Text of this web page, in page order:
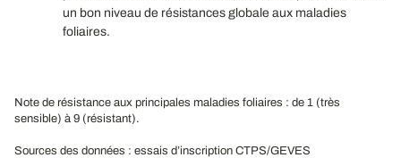
un bon niveau de résistances globale aux maladies
foliaires.
Note de résistance aux principales maladies foliaires : de 1 (très
sensible) à 9 (résistant).
Sources des données : essais d’inscription CTPS/GEVES